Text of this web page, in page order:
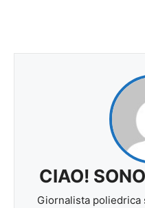
CIAO!
Giornalista